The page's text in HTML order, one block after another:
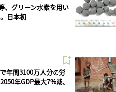
、グリーン水素を用い
日本初
年間3100万人分の労
年GDP最大7%減、